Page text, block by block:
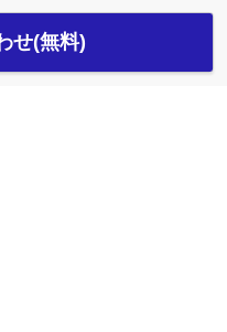
せ(無料)